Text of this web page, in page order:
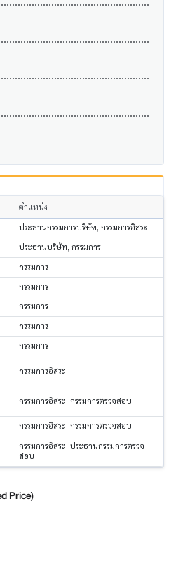
ตำแหน่ง
ประธานกรรมการบริษัท, กรรมการอิสระ
ประธานบริษัท, กรรมการ
กรรมการ
กรรมการ
กรรมการ
กรรมการ
กรรมการ
กรรมการอิสระ
กรรมการอิสระ, กรรมการตรวจสอบ
กรรมการอิสระ, กรรมการตรวจสอบ
กรรมการอิสระ, ประธานกรรมการตรวจ
สอบ
Price)